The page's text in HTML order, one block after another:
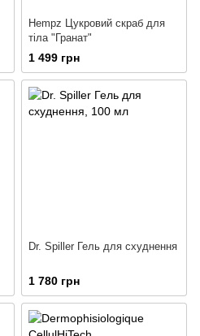
Hempz Цукровий скраб для
тіла "Гранат"
1 499 грн
Dr. Spiller Гель для схуднення
1 780 грн